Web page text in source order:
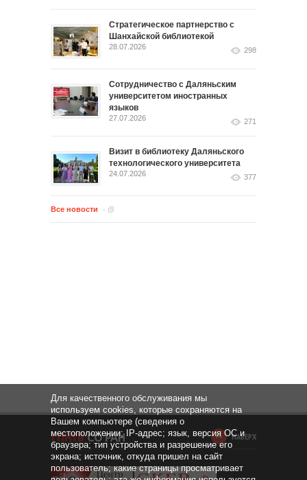
Стратегическое партнерство с
Шанхайской библиотекой
28.07.2026 298
Сотрудничество с Даляньским
университетом иностранных
языков
27.07.2026 271
Визит в библиотеку Даляньского
технологического университета
24.07.2026 377
Все новости
НАВЕРХ
Для качественного обслуживания мы
используем cookies, которые сохраняются на
Вашем компьютере (сведения о
местоположении; IP-адрес; язык, версия ОС и
браузера; тип устройства и разрешение его
экрана; источник, откуда пришел на сайт
пользователь; какие страницы просматривает